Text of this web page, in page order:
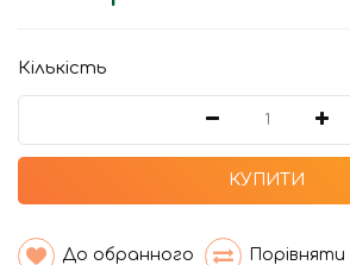
Кількість
КУПИТИ
До обранного Порівняти